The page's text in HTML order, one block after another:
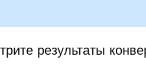
результаты